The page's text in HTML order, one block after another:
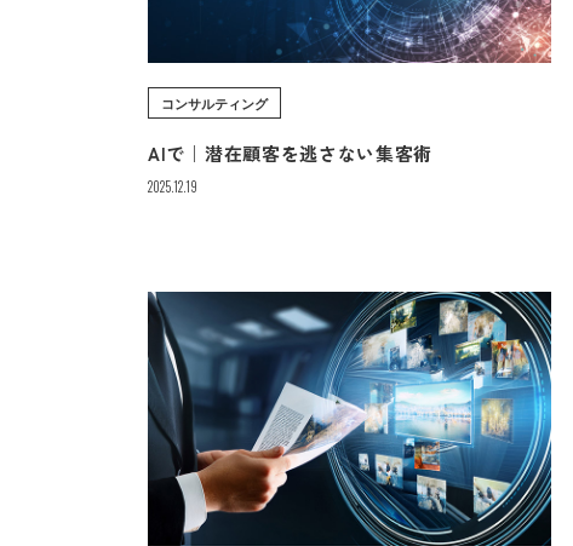
コンサルティング
AIで｜潜在顧客を逃さない集客術
2025.12.19